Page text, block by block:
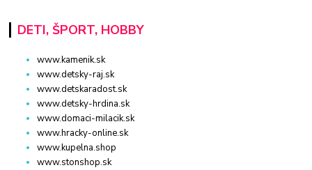
DETI, ŠPORT, HOBBY
www.kamenik.sk
www.detsky-raj.sk
www.detskaradost.sk
www.detsky-hrdina.sk
www.domaci-milacik.sk
www.hracky-online.sk
www.kupelna.shop
www.stonshop.sk